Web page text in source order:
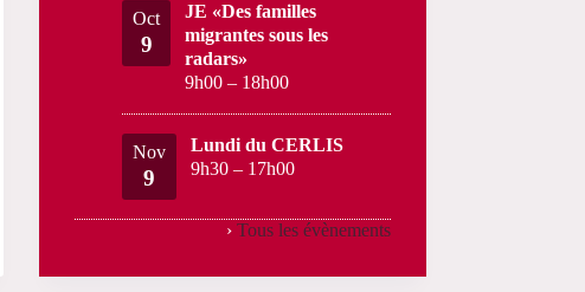
Oct
9
JE «Des familles
migrantes sous les
radars»
9h00 – 18h00
Nov
9
Lundi du CERLIS
9h30 – 17h00
› Tous les évènements